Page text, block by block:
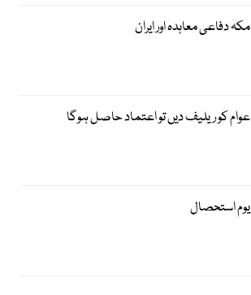
مکہ دفاعی معاہدہ اور ایران
عوام کو ریلیف دیں تو اعتماد حاصل ہوگا
یوم استحصال